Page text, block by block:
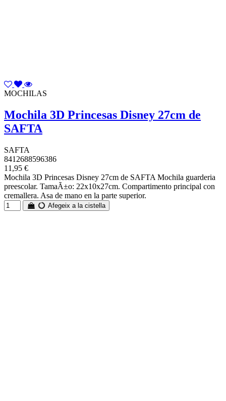
MOCHILAS
Mochila 3D Princesas Disney 27cm de
SAFTA
SAFTA
8412688596386
11,95 €
Mochila 3D Princesas Disney 27cm de SAFTA Mochila guarderia
preescolar. TamaÃ±o: 22x10x27cm. Compartimento principal con
cremallera. Asa de mano en la parte superior.
Afegeix a la cistella